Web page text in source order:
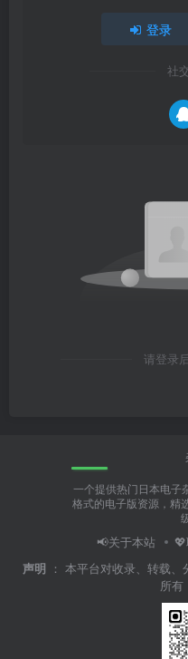
登录
社
请登录
一个提供热门日本电子
格式的电子版资源，精
📢关于本站
声明 ： 本平台对收录、转载、
所有